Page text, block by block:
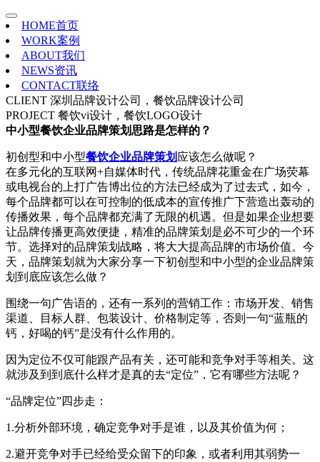
HOME首页
WORK案例
ABOUT我们
NEWS资讯
CONTACT联络
CLIENT 深圳品牌设计公司，餐饮品牌设计公司
PROJECT 餐饮vi设计，餐饮LOGO设计
中小型餐饮企业品牌策划思路是怎样的？
初创型和中小型餐饮企业品牌策划 应该怎么做呢？
在多元化的互联网+自媒体时代，传统品牌花重金在广场荧幕
或电视台的上打广告博出位的方法已经成为了过去式，如今，
每个品牌都可以在可控制的低成本的宣传推广下营造出轰动的
传播效果，每个品牌都充满了无限的机遇。但是如果企业想要
让品牌传播更高效便捷，精准的品牌策划是必不可少的一个环
节。选择对的品牌策划战略，将大大提高品牌的市场价值。今
天，品牌策划就为大家分享一下初创型和中小型的企业品牌策
划到底应该怎么做？
围绕一句广告语的，还有一系列的营销工作：市场开发、销售
渠道、目标人群、包装设计、价格制定等，否则一句“蓝瓶的
钙，好喝的钙”是没有什么作用的。
因为定位不仅可能跟产品有关，还可能和竞争对手等相关。这
就涉及到到底什么样才是真的去“定位”，它有哪些方法呢？
“品牌定位”四步走：
1.分析外部环境，确定竞争对手是谁，以及其价值为何；
2.避开竞争对手已经给受众留下的印象，或者利用其弱势一